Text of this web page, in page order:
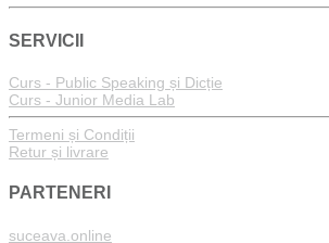
SERVICII
Curs - Public Speaking și Dicție
Curs - Junior Media Lab
Termeni și Condiții
Retur și livrare
PARTENERI
suceava.online